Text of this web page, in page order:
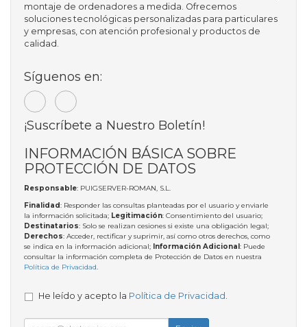
montaje de ordenadores a medida. Ofrecemos
soluciones tecnológicas personalizadas para particulares
y empresas, con atención profesional y productos de
calidad.
Síguenos en:
¡Suscríbete a Nuestro Boletín!
INFORMACIÓN BÁSICA SOBRE
PROTECCIÓN DE DATOS
Responsable: PUIGSERVER-ROMAN, S.L.
Finalidad: Responder las consultas planteadas por el usuario y enviarle
la información solicitada; Legitimación: Consentimiento del usuario;
Destinatarios: Solo se realizan cesiones si existe una obligación legal;
Derechos: Acceder, rectificar y suprimir, así como otros derechos, como
se indica en la información adicional; Información Adicional: Puede
consultar la información completa de Protección de Datos en nuestra
Política de Privacidad.
He leído y acepto la Política de Privacidad